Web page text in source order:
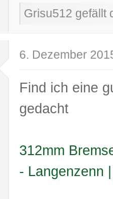
Grisu512 gefällt
6. Dezember
Find ich eine
gedacht
312mm
- Langenzenn